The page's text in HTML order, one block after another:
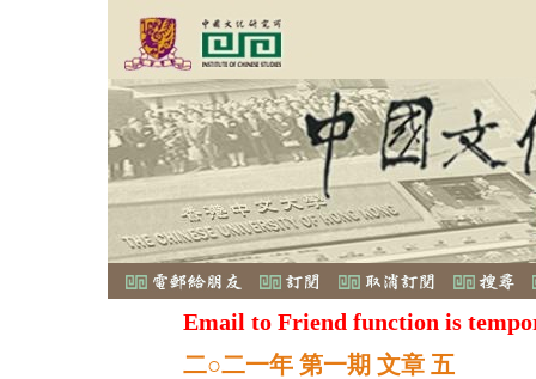
Email to Friend function is
二○二一年 第一期 文章 五